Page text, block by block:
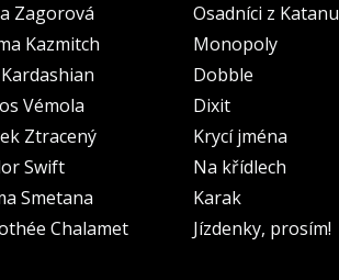
Zagorová
Kazmitch
Vémola
Ztracený
Swift
Smetana
Chalamet
Osadníci z Katanu
Monopoly
Dobble
Dixit
Krycí jména
Na křídlech
Karak
Jízdenky, prosím!